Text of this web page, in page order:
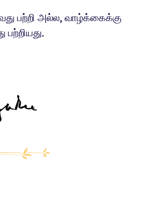
பற்றி அல்ல, வாழ்க்கைக்கு